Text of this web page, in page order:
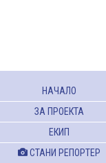
НАЧАЛО
ЗА ПРОЕКТА
ЕКИП
СТАНИ РЕПОРТЕР